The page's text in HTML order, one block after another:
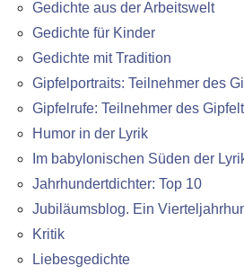
Gedichte aus der Arbeitswelt
Gedichte für Kinder
Gedichte mit Tradition
Gipfelportraits: Teilnehmer des
Gipfelrufe: Teilnehmer des
Humor in der Lyrik
Im babylonischen Süden der
Jahrhundertdichter: Top 10
Jubiläumsblog. Ein
Kritik
Liebesgedichte